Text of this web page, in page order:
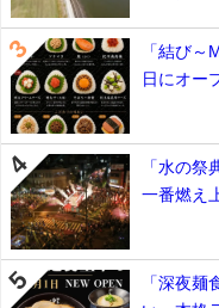
「結び～
日にオー
「水の
一番燃え
「深夜麺